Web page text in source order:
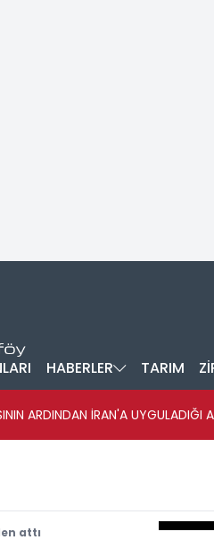
HABERLER TARIM
ARDINDAN İRAN'A UYGULADIĞI
attı